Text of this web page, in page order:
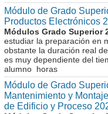
Módulo de Grado
Productos Electrónicos
Módulos Grado Superior
estudiar la preparación en
obstante la duración real
es muy dependiente del
alumno horas
Módulo de Grado
Mantenimiento y
de Edificio y Proceso